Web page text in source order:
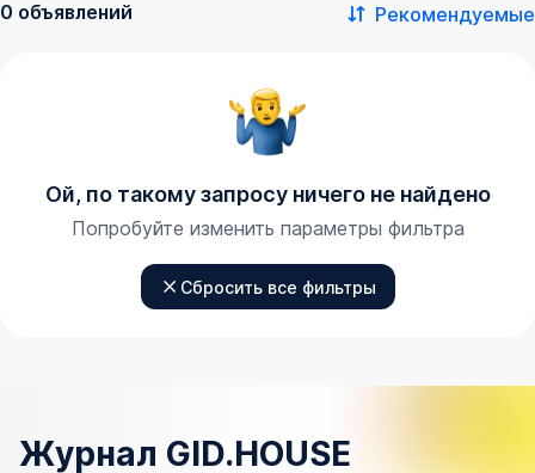
0 объявлений Рекомендуемые
Ой, по такому запросу ничего не найдено
Попробуйте изменить параметры фильтра
Сбросить все фильтры
Журнал GID.HOUSE